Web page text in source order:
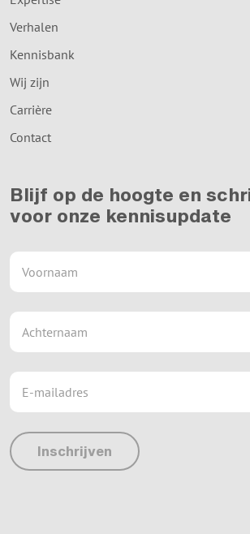
Verhalen
Kennisbank
Wij zijn
Carrière
Contact
Blijf op de hoogte en
voor onze kennisupdate
Inschrijven